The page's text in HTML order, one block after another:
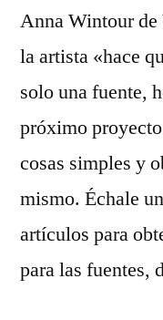
Anna Wintour de
la artista «hace
solo una fuente,
próximo
cosas simples y
mismo. Échale
artículos para
para las fuentes,